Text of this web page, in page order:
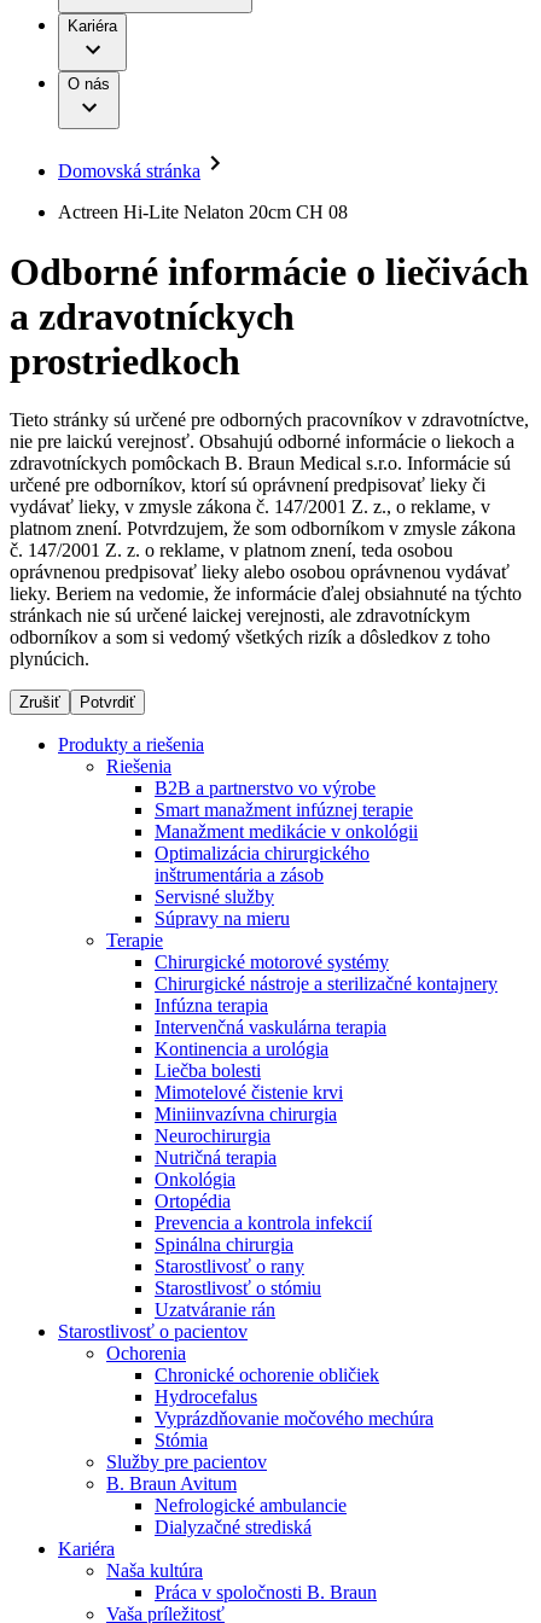
Terapie
Kontinencia a urológia
Liečba bolesti
Miniinvazívna chirurgia
Nutričná terapia
Onkológia
Ortopédia
Prevencia a kontrola infekcií
Spinálna chirurgia
Starostlivosť o rany
Uzatváranie rán
Riešenia
Terapie
Produktový katalóg​
Objavte naše produkty. ​Navštívte produktový katalóg B.
Braun​ s našim kompletným produktovým portfóliom.​
B. Braun Avitum
Ochorenia
Služby pre pacientov
Dialyzačné strediská
B. Braun Avitum poskytuje kvalitnú dialyzačnú starostlivosť
vo všetkých svojich strediskách na Slovensku. Viac
informácií nájdete na stránke jednotlivých stredísk.
Nefrologické ambulancie
V nefrologických ambulanciách prevádzkujeme poradenstvo
a prípravu pacientov k jednotlivým metódam náhrady funkcie
obličiek. Zvoľte si mesto, ktoré potrebujete a navštívte nás.
Práca a kariéra
Naša kultúra
Vaša príležitosť
Nájdite si prácu u nás​
Objavte svoje kariérne príležitosti ​v B. Braun. Vyhľadajte náš
trh práce​ pre zaujímavé pozície na Slovensku.​
Zodpovednosť
Médiá
Tlačové správy
Kontakt
Kontaktný formulár
Spoločnosť
Médiá
Kontakt
Zostaňte v dialógu s B. Braun. Kontaktujte nás.
Kariéra
O nás
Domovská stránka
Actreen Hi-Lite Nelaton 20cm CH 08
Odborné informácie o liečivách
a zdravotníckych
prostriedkoch
Tieto stránky sú určené pre odborných pracovníkov v zdravotníctve,
nie pre laickú verejnosť. Obsahujú odborné informácie o liekoch a
zdravotníckych pomôckach B. Braun Medical s.r.o. Informácie sú
určené pre odborníkov, ktorí sú oprávnení predpisovať lieky či
vydávať lieky, v zmysle zákona č. 147/2001 Z. z., o reklame, v
platnom znení. Potvrdzujem, že som odborníkom v zmysle zákona
č. 147/2001 Z. z. o reklame, v platnom znení, teda osobou
oprávnenou predpisovať lieky alebo osobou oprávnenou vydávať
lieky. Beriem na vedomie, že informácie ďalej obsiahnuté na týchto
stránkach nie sú určené laickej verejnosti, ale zdravotníckym
odborníkov a som si vedomý všetkých rizík a dôsledkov z toho
plynúcich.
Zrušiť Potvrdiť
Produkty a riešenia
Riešenia
B2B a partnerstvo vo výrobe
Smart manažment infúznej terapie
Manažment medikácie v onkológii
Optimalizácia chirurgického
inštrumentária a zásob
Servisné služby
Súpravy na mieru
Terapie
Chirurgické motorové systémy
Chirurgické nástroje a sterilizačné kontajnery
Infúzna terapia
Intervenčná vaskulárna terapia
Kontinencia a urológia
Liečba bolesti
Mimotelové čistenie krvi
Miniinvazívna chirurgia
Neurochirurgia
Nutričná terapia
Onkológia
Ortopédia
Prevencia a kontrola infekcií
Spinálna chirurgia
Starostlivosť o rany
Starostlivosť o stómiu
Uzatváranie rán
Starostlivosť o pacientov
Ochorenia
Chronické ochorenie obličiek
Hydrocefalus
Vyprázdňovanie močového mechúra
Stómia
Služby pre pacientov
B. Braun Avitum
Nefrologické ambulancie
Dialyzačné strediská
Kariéra
Naša kultúra
Práca v spoločnosti B. Braun
Vaša príležitosť